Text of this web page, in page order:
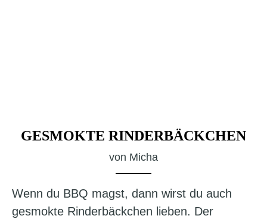
GESMOKTE RINDERBÄCKCHEN
von Micha
Wenn du BBQ magst, dann wirst du auch
gesmokte Rinderbäckchen lieben. Der